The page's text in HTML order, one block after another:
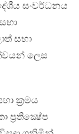
සංවර්ධනය
සභා
ලෙස
ක්‍රමය
ප්‍රතික්‍ෂේප